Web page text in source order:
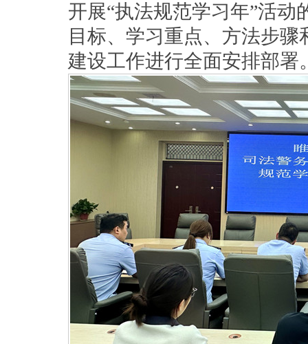
开展“执法规范学习年”活
目标、学习重点、方法步
建设工作进行全面安排部署